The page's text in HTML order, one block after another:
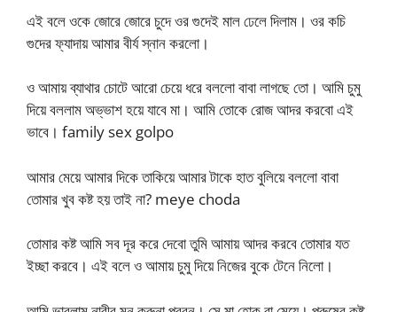
এই বলে ওকে জোরে জোরে চুদে ওর গুদেই মাল ঢেলে দিলাম। ওর কচি
গুদের ফ্যাদায় আমার বীর্য স্নান করলো।
ও আমায় ব্যাথার চোটে আরো চেয়ে ধরে বললো বাবা লাগছে তো। আমি চুমু
দিয়ে বললাম অভ্ভাশ হয়ে যাবে মা। আমি তোকে রোজ আদর করবো এই
ভাবে। family sex golpo
আমার মেয়ে আমার দিকে তাকিয়ে আমার টাকে হাত বুলিয়ে বললো বাবা
তোমার খুব কষ্ট হয় তাই না? meye choda
তোমার কষ্ট আমি সব দূর করে দেবো তুমি আমায় আদর করবে তোমার যত
ইচ্ছা করবে। এই বলে ও আমায় চুমু দিয়ে নিজের বুকে টেনে নিলো।